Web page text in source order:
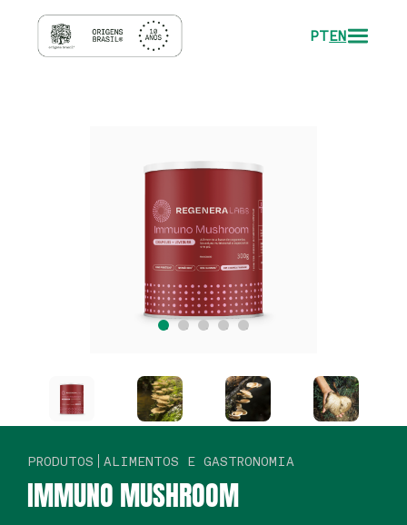
PTEN
PRODUTOS ALIMENTOS E GASTRONOMIA
IMMUNO MUSHROOM